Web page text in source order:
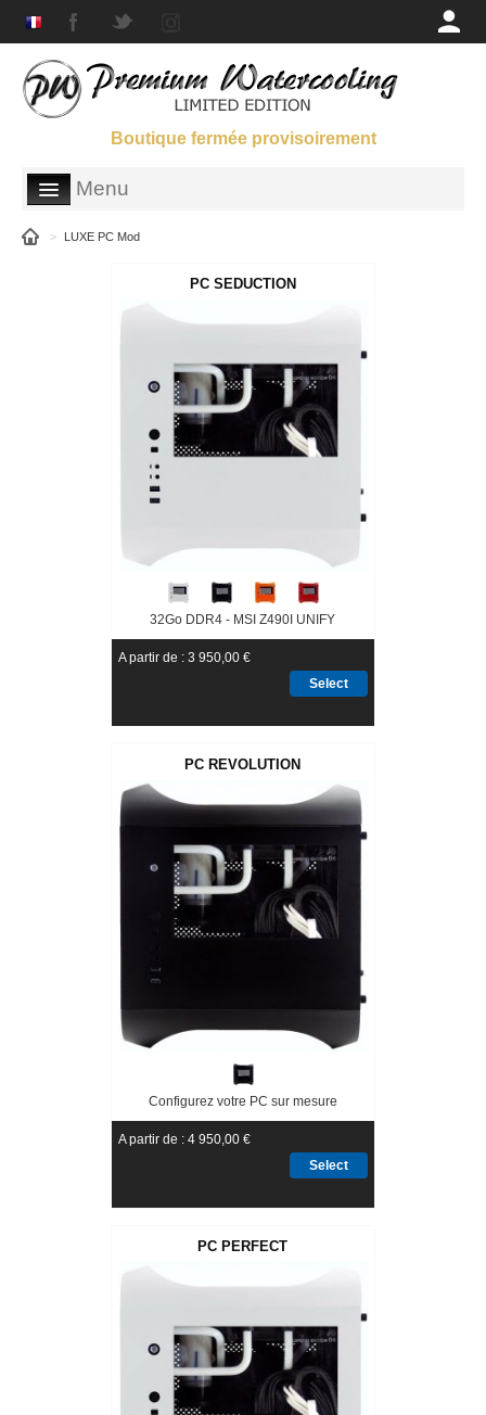
Boutique fermée provisoirement
Menu
BOUTIQUE
> LUXE PC Mod
PC SEDUCTION
32Go DDR4 - MSI Z490I UNIFY
A partir de : 3 950,00 €
Select
PC REVOLUTION
Configurez votre PC sur mesure
A partir de : 4 950,00 €
Select
PC PERFECT